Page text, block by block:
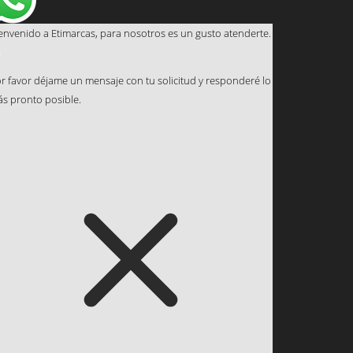
a Etimarcas, para nosotros es un gusto atenderte.
favor déjame un mensaje con tu solicitud y responderé lo
pronto posible.